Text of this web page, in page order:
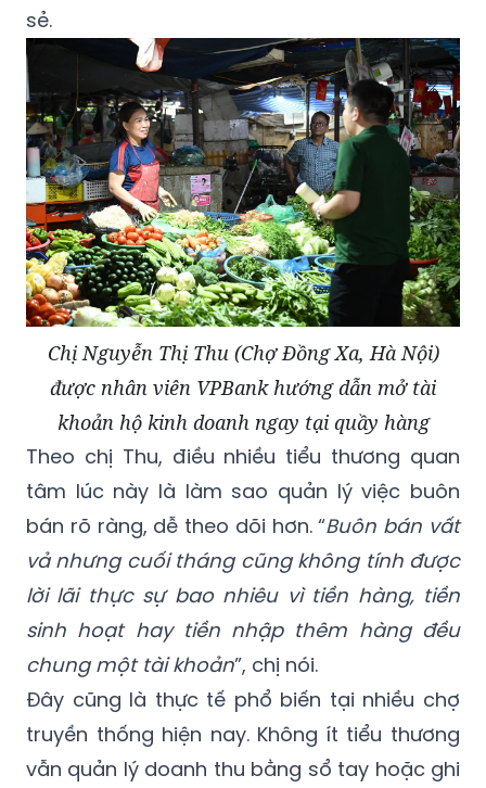
sẻ.
Chị Nguyễn Thị Thu (Chợ Đồng Xa, Hà Nội)
được nhân viên VPBank hướng dẫn mở tài
khoản hộ kinh doanh ngay tại quầy hàng
Theo chị Thu, điều nhiều tiểu thương quan
tâm lúc này là làm sao quản lý việc buôn
bán rõ ràng, dễ theo dõi hơn. “Buôn bán vất
vả nhưng cuối tháng cũng không tính được
lời lãi thực sự bao nhiêu vì tiền hàng, tiền
sinh hoạt hay tiền nhập thêm hàng đều
chung một tài khoản”, chị nói.
Đây cũng là thực tế phổ biến tại nhiều chợ
truyền thống hiện nay. Không ít tiểu thương
vẫn quản lý doanh thu bằng sổ tay hoặc ghi